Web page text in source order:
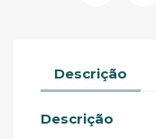
Descrição
Descrição